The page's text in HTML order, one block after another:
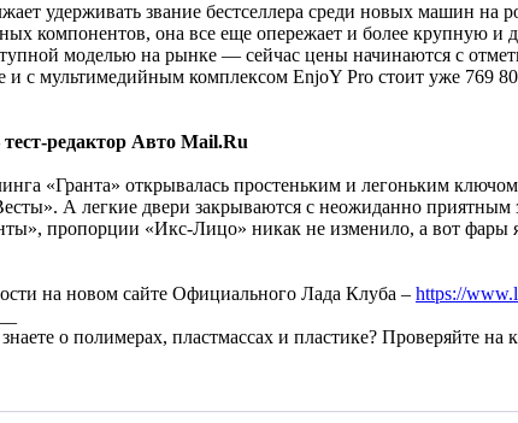
удерживать звание бестселлера среди новых машин на
компонентов, она все еще опережает и более крупную
моделью на рынке — сейчас цены начинаются с
и с мультимедийным комплексом EnjoY Pro стоит уже 769
редактор Авто Mail.Ru
«Гранта» открывалась простеньким и легоньким
А легкие двери закрываются с неожиданно
пропорции «Икс-Лицо» никак не изменило, а вот фары
на новом сайте Официального Лада Клуба – https://
о полимерах, пластмассах и пластике? Проверяйте на